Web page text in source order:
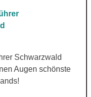
Schwarzwald
Augen schönste